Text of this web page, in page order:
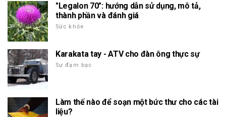
"Legalon 70": hướng dẫn sử dụng, mô tả,
thành phần và đánh giá
Sức khỏe
Karakata tay - ATV cho đàn ông thực sự
Sự đạm bạc
Làm thế nào để soạn một bức thư cho các tài
liệu?